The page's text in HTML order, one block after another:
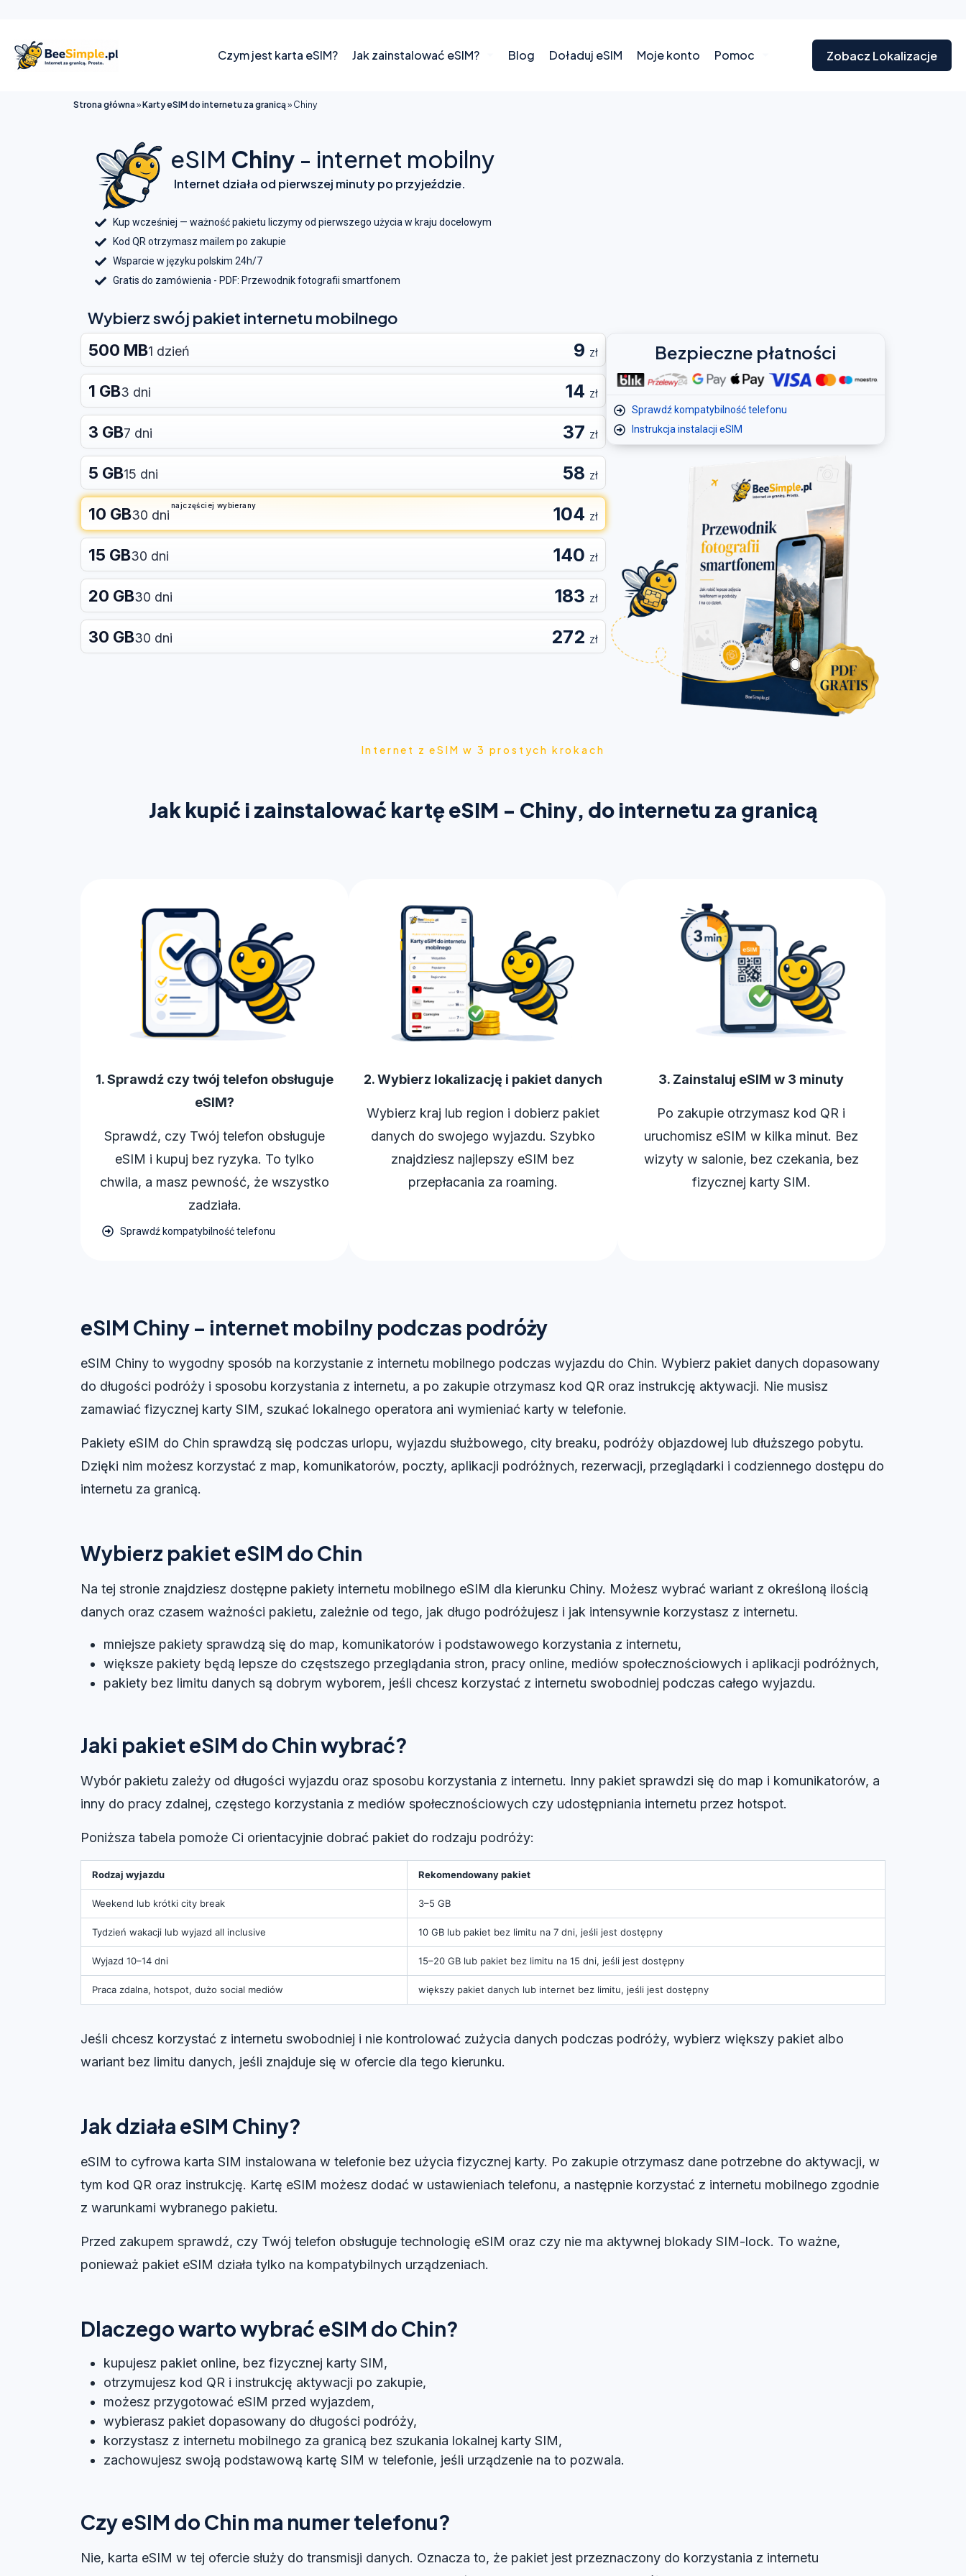
Czym jest karta eSIM? Jak zainstalować eSIM? Blog Doładuj eSIM Moje konto Pomoc Zobacz Lokalizacje
Strona główna»Karty eSIM do internetu za granicą» Chiny
eSIM Chiny - internet mobilny
Internet działa od pierwszej minuty po przyjeździe.
Kup wcześniej — ważność pakietu liczymy od pierwszego użycia w kraju docelowym
Kod QR otrzymasz mailem po zakupie
Wsparcie w języku polskim 24h/7
Gratis do zamówienia - PDF: Przewodnik fotografii smartfonem
Wybierz swój pakiet internetu mobilnego
500 MB1 dzień 9 zł
1 GB3 dni 14 zł
3 GB7 dni 37 zł
5 GB15 dni 58 zł
najczęściej wybierany
10 GB30 dni 104 zł
15 GB30 dni 140 zł
20 GB30 dni 183 zł
30 GB30 dni 272 zł
Bezpieczne płatności
Sprawdź kompatybilność telefonu
Instrukcja instalacji eSIM
Internet z eSIM w 3 prostych krokach
Jak kupić i zainstalować kartę eSIM - Chiny, do internetu za granicą
1. Sprawdź czy twój telefon obsługuje
eSIM?
Sprawdź, czy Twój telefon obsługuje
eSIM i kupuj bez ryzyka. To tylko
chwila, a masz pewność, że wszystko
zadziała.
Sprawdź kompatybilność telefonu
2. Wybierz lokalizację i pakiet danych
Wybierz kraj lub region i dobierz pakiet
danych do swojego wyjazdu. Szybko
znajdziesz najlepszy eSIM bez
przepłacania za roaming.
3. Zainstaluj eSIM w 3 minuty
Po zakupie otrzymasz kod QR i
uruchomisz eSIM w kilka minut. Bez
wizyty w salonie, bez czekania, bez
fizycznej karty SIM.
eSIM Chiny – internet mobilny podczas podróży
eSIM Chiny to wygodny sposób na korzystanie z internetu mobilnego podczas wyjazdu do Chin. Wybierz pakiet danych dopasowany
do długości podróży i sposobu korzystania z internetu, a po zakupie otrzymasz kod QR oraz instrukcję aktywacji. Nie musisz
zamawiać fizycznej karty SIM, szukać lokalnego operatora ani wymieniać karty w telefonie.
Pakiety eSIM do Chin sprawdzą się podczas urlopu, wyjazdu służbowego, city breaku, podróży objazdowej lub dłuższego pobytu.
Dzięki nim możesz korzystać z map, komunikatorów, poczty, aplikacji podróżnych, rezerwacji, przeglądarki i codziennego dostępu do
internetu za granicą.
Wybierz pakiet eSIM do Chin
Na tej stronie znajdziesz dostępne pakiety internetu mobilnego eSIM dla kierunku Chiny. Możesz wybrać wariant z określoną ilością
danych oraz czasem ważności pakietu, zależnie od tego, jak długo podróżujesz i jak intensywnie korzystasz z internetu.
mniejsze pakiety sprawdzą się do map, komunikatorów i podstawowego korzystania z internetu,
większe pakiety będą lepsze do częstszego przeglądania stron, pracy online, mediów społecznościowych i aplikacji podróżnych,
pakiety bez limitu danych są dobrym wyborem, jeśli chcesz korzystać z internetu swobodniej podczas całego wyjazdu.
Jaki pakiet eSIM do Chin wybrać?
Wybór pakietu zależy od długości wyjazdu oraz sposobu korzystania z internetu. Inny pakiet sprawdzi się do map i komunikatorów, a
inny do pracy zdalnej, częstego korzystania z mediów społecznościowych czy udostępniania internetu przez hotspot.
Poniższa tabela pomoże Ci orientacyjnie dobrać pakiet do rodzaju podróży:
Rodzaj wyjazdu Rekomendowany pakiet
Weekend lub krótki city break 3–5 GB
Tydzień wakacji lub wyjazd all inclusive 10 GB lub pakiet bez limitu na 7 dni, jeśli jest dostępny
Wyjazd 10–14 dni 15–20 GB lub pakiet bez limitu na 15 dni, jeśli jest dostępny
Praca zdalna, hotspot, dużo social mediów większy pakiet danych lub internet bez limitu, jeśli jest dostępny
Jeśli chcesz korzystać z internetu swobodniej i nie kontrolować zużycia danych podczas podróży, wybierz większy pakiet albo
wariant bez limitu danych, jeśli znajduje się w ofercie dla tego kierunku.
Jak działa eSIM Chiny?
eSIM to cyfrowa karta SIM instalowana w telefonie bez użycia fizycznej karty. Po zakupie otrzymasz dane potrzebne do aktywacji, w
tym kod QR oraz instrukcję. Kartę eSIM możesz dodać w ustawieniach telefonu, a następnie korzystać z internetu mobilnego zgodnie
z warunkami wybranego pakietu.
Przed zakupem sprawdź, czy Twój telefon obsługuje technologię eSIM oraz czy nie ma aktywnej blokady SIM-lock. To ważne,
ponieważ pakiet eSIM działa tylko na kompatybilnych urządzeniach.
Dlaczego warto wybrać eSIM do Chin?
kupujesz pakiet online, bez fizycznej karty SIM,
otrzymujesz kod QR i instrukcję aktywacji po zakupie,
możesz przygotować eSIM przed wyjazdem,
wybierasz pakiet dopasowany do długości podróży,
korzystasz z internetu mobilnego za granicą bez szukania lokalnej karty SIM,
zachowujesz swoją podstawową kartę SIM w telefonie, jeśli urządzenie na to pozwala.
Czy eSIM do Chin ma numer telefonu?
Nie, karta eSIM w tej ofercie służy do transmisji danych. Oznacza to, że pakiet jest przeznaczony do korzystania z internetu